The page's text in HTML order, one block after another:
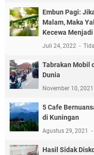
Embun Pagi:
Malam, Maka
Kecewa
Juli 24, 2022
Tabrakan Mobil
Dunia
November 10, 2021
5 Cafe
di Kuningan
Agustus 29, 2021
Hasil Sidak